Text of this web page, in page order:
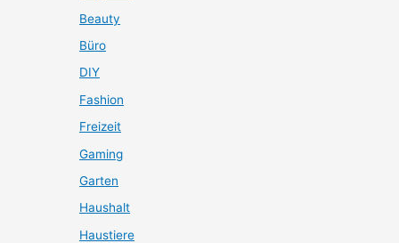
Beauty
Büro
DIY
Fashion
Freizeit
Gaming
Garten
Haushalt
Haustiere